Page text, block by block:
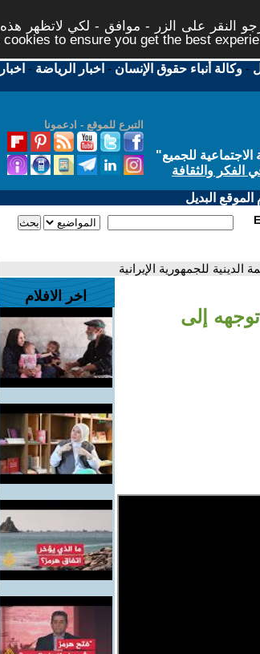
النقر على الزر - موافق - لكي لاتظهر هذه
to ensure you get the best
-وكالة أنباء حقوق الإنسان - اخبار الرياضة - اخبار
التبرع للموقع - ادعمونا
للجميع"
الفكر والثقافة
البديل
للجمهورية الإيرانية
إلى
اخر الافلام